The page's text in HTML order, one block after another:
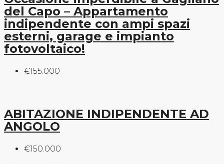
del Capo – Appartamento
indipendente con ampi spazi
esterni, garage e impianto
fotovoltaico!
€155.000
ABITAZIONE INDIPENDENTE AD
ANGOLO
€150.000